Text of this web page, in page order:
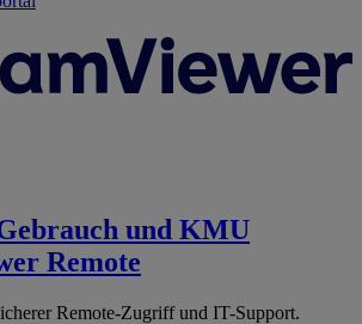
und KMU
Remote
Remote-Zugriff und IT-Support.